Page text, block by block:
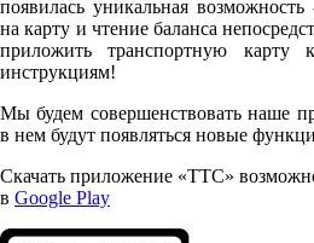
появилась уникальная
на карту и чтение баланса
приложить транспортную карту
инструкциям!
Мы будем совершенствовать наше
в нем будут появляться новые
Скачать приложение «ТТС»
в Google Play